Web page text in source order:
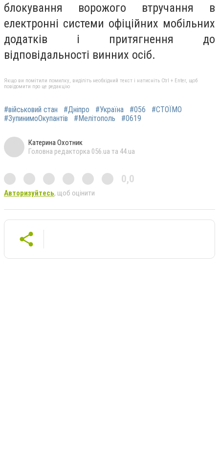
блокування ворожого втручання в
електронні системи офіційних мобільних
додатків і притягнення до
відповідальності винних осіб.
Якщо ви помітили помилку, виділіть необхідний текст і натисніть Ctrl + Enter, щоб
повідомити про це редакцію
#військовий стан #Дніпро #Україна #056
#СТОЇМО
#ЗупинимоОкупантів
#Мелітополь #0619
Катерина Охотник
Головна редакторка 056.ua та 44.ua
0,0
Авторизуйтесь, щоб оцінити